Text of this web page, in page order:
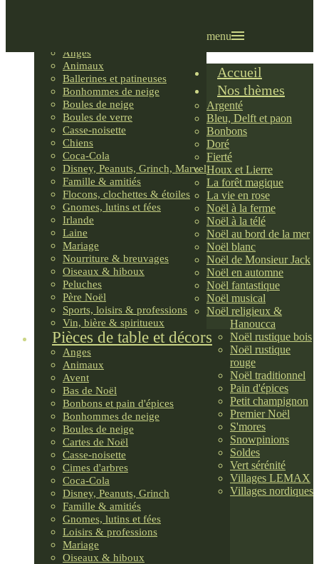
Anges
Animaux
Ballerines et patineuses
Bonhommes de neige
Boules de neige
Boules de verre
Casse-noisette
Chiens
Coca-Cola
Disney, Peanuts, Grinch, Marvel
Famille & amitiés
Flocons, clochettes & étoiles
Gnomes, lutins et fées
Irlande
Laine
Mariage
Nourriture & breuvages
Oiseaux & hiboux
Peluches
Père Noël
Sports, loisirs & professions
Vin, bière & spiritueux
Pièces de table et décors
Anges
Animaux
Avent
Bas de Noël
Bonbons et pain d'épices
Bonhommes de neige
Boules de neige
Cartes de Noël
Casse-noisette
Cimes d'arbres
Coca-Cola
Disney, Peanuts, Grinch
Famille & amitiés
Gnomes, lutins et fées
Loisirs & professions
Mariage
Oiseaux & hiboux
menu
Accueil
Nos thèmes
Argenté
Bleu, Delft et paon
Bonbons
Doré
Fierté
Houx et Lierre
La forêt magique
La vie en rose
Noël à la ferme
Noël à la télé
Noël au bord de la mer
Noël blanc
Noël de Monsieur Jack
Noël en automne
Noël fantastique
Noël musical
Noël religieux &
Hanoucca
Noël rustique bois
Noël rustique
rouge
Noël traditionnel
Pain d'épices
Petit champignon
Premier Noël
S'mores
Snowpinions
Soldes
Vert sérénité
Villages LEMAX
Villages nordiques